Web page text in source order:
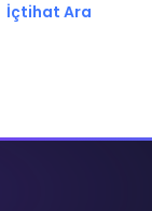
İçtihat Ara